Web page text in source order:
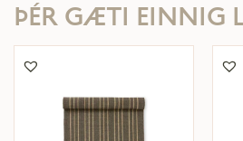
ÞÉR GÆTI